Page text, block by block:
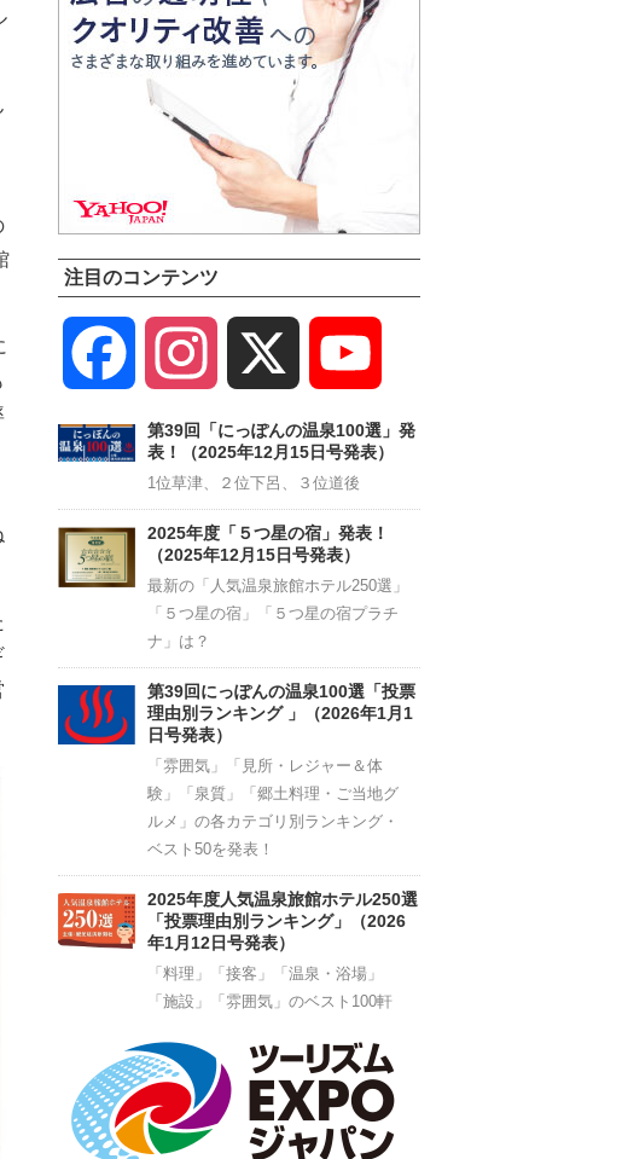
注目のコンテンツ
Facebook Instagram
Channel
第39回「にっぽんの温泉100選」発
表！（2025年12月15日号発表）
1位草津、２位下呂、３位道後
2025年度「５つ星の宿」発表！
（2025年12月15日号発表）
最新の「人気温泉旅館ホテル250選」
「５つ星の宿」「５つ星の宿プラチ
ナ」は？
第39回にっぽんの温泉100選「投票
理由別ランキング 」（2026年1月1
日号発表）
「雰囲気」「見所・レジャー＆体
験」「泉質」「郷土料理・ご当地グ
ルメ」の各カテゴリ別ランキング・
ベスト50を発表！
2025年度人気温泉旅館ホテル250選
「投票理由別ランキング」（2026
年1月12日号発表）
「料理」「接客」「温泉・浴場」
「施設」「雰囲気」のベスト100軒